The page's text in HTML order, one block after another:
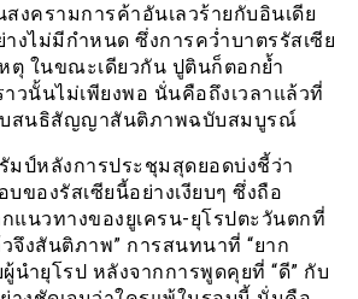
งครามการค้าอันเลวร้ายกับอินเดีย
งไม่มีกำหนด ซึ่งการคว่ำบาตรรัสเซีย
ตุ ในขณะเดียวกัน ปูตินก็ตอกย้ำ
วนั้นไม่เพียงพอ นั่นคือถึงเวลาแล้วที่
บสนธิสัญญาสันติภาพฉบับสมบูรณ์
มป์หลังการประชุมสุดยอดบ่งชี้ว่า
ของรัสเซียนี้อย่างเงียบๆ ซึ่งถือ
กแนวทางของยูเครน-ยุโรปตะวันตกที่
จึงสันติภาพ” การสนทนาที่ “ยาก
นำยุโรป หลังจากการพูดคุยที่ “ดี” กับ